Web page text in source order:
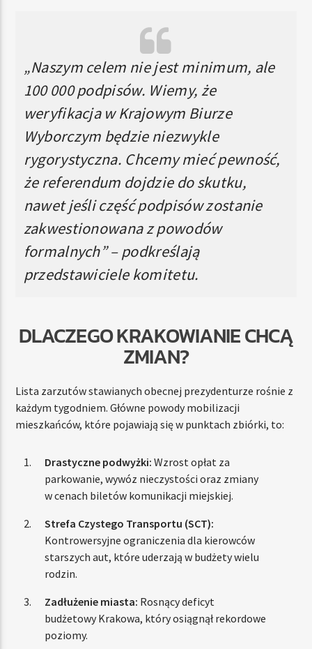
„Naszym celem nie jest minimum, ale
100 000 podpisów. Wiemy, że
weryfikacja w Krajowym Biurze
Wyborczym będzie niezwykle
rygorystyczna. Chcemy mieć pewność,
że referendum dojdzie do skutku,
nawet jeśli część podpisów zostanie
zakwestionowana z powodów
formalnych” – podkreślają
przedstawiciele komitetu.
DLACZEGO KRAKOWIANIE CHCĄ
ZMIAN?
Lista zarzutów stawianych obecnej prezydenturze rośnie z
każdym tygodniem. Główne powody mobilizacji
mieszkańców, które pojawiają się w punktach zbiórki, to:
Drastyczne podwyżki: Wzrost opłat za
parkowanie, wywóz nieczystości oraz zmiany
w cenach biletów komunikacji miejskiej.
Strefa Czystego Transportu (SCT):
Kontrowersyjne ograniczenia dla kierowców
starszych aut, które uderzają w budżety wielu
rodzin.
Zadłużenie miasta: Rosnący deficyt
budżetowy Krakowa, który osiągnął rekordowe
poziomy.